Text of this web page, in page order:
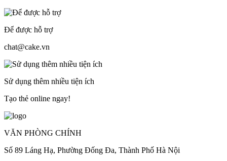
Để được hỗ trợ
chat@cake.vn
Sử dụng thêm nhiều tiện ích
Tạo thẻ online ngay!
VĂN PHÒNG CHÍNH
Số 89 Láng Hạ, Phường Đống Đa, Thành Phố Hà Nội